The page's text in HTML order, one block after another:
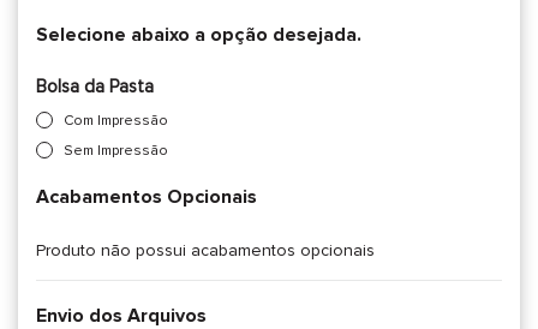
Selecione abaixo a opção desejada.
Bolsa da Pasta
Com Impressão
Sem Impressão
Acabamentos Opcionais
Produto não possui acabamentos opcionais
Envio dos Arquivos